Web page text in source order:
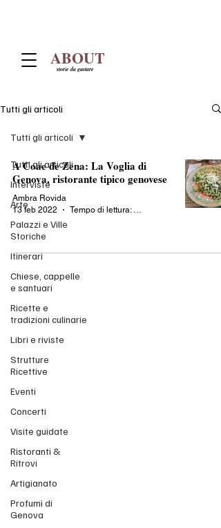
ABOUT
storie da gustare
Tutti gli articoli
Tutti gli articoli
Interviste
Arte
Palazzi e Ville
Storiche
Itinerari
Chiese, cappelle
e santuari
Ricette e
tradizioni culinarie
Libri e riviste
Strutture
Ricettive
Eventi
Concerti
Visite guidate
Ristoranti &
Ritrovi
Artigianato
Profumi di
Genova
Tutti gli articoli
A Coae de Zena: La Voglia di
Genova, ristorante tipico genovese
Ambra Rovida
13 feb 2022